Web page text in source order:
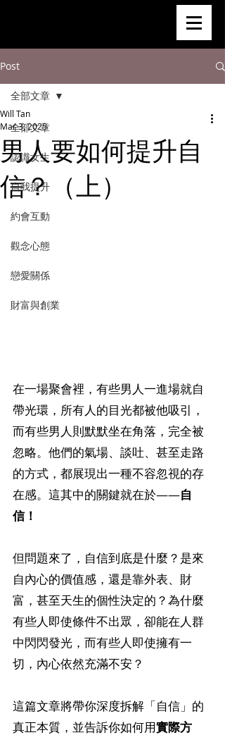
Post
全部文章
認識女生
自我提升
約會互動
觀念心態
戀愛關係
財富與創業
全部文章
男人要如何提升自
信？（上）
Will Tan
Mar 3, 2025
在一場聚會裡，有些男人一進場就自
帶光環，所有人的目光都被他吸引，
而有些男人則默默坐在角落，完全被
忽略。他們的氣場、談吐、甚至走路
的方式，都展現出一種不容忽視的存
在感。這其中的關鍵就在於——自
信！
但問題來了，自信到底是什麼？是來
自內心的價值感，還是靠外表、財
富，甚至天生的個性決定的？為什麼
有些人即使條件不出眾，卻能在人群
中閃閃發光，而有些人即使擁有一
切，內心依然充滿不安？
這篇文章將帶你深度拆解「自信」的
真正本質，並告訴你如何用實際方